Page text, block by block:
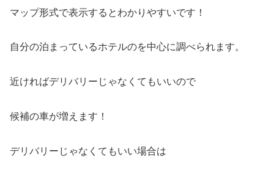
マップ形式で表示するとわかりやすいです！
自分の泊まっているホテルのを中心に調べられます。
近ければデリバリーじゃなくてもいいので
候補の車が増えます！
デリバリーじゃなくてもいい場合は